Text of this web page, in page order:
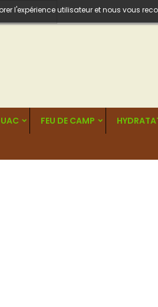
l'expérience utilisateur et nous vous
FEU DE CAMP